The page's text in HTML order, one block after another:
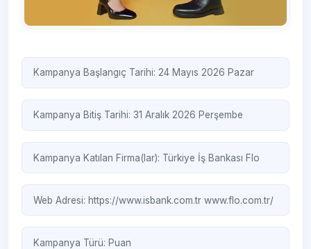
Kampanya Başlangıç Tarihi: 24 Mayıs 2026 Pazar
Kampanya Bitiş Tarihi: 31 Aralık 2026 Perşembe
Kampanya Katılan Firma(lar): Türkiye İş BankasıFlo
Web Adresi: https://www.isbank.com.trwww.flo.com.tr/
Kampanya Türü: Puan